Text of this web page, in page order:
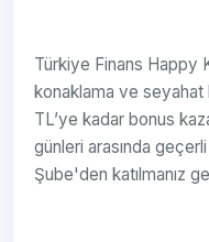
Türkiye Finans Happy
konaklama ve seyahat
TL’ye kadar bonus
günleri arasında
Şube'den katılmanız